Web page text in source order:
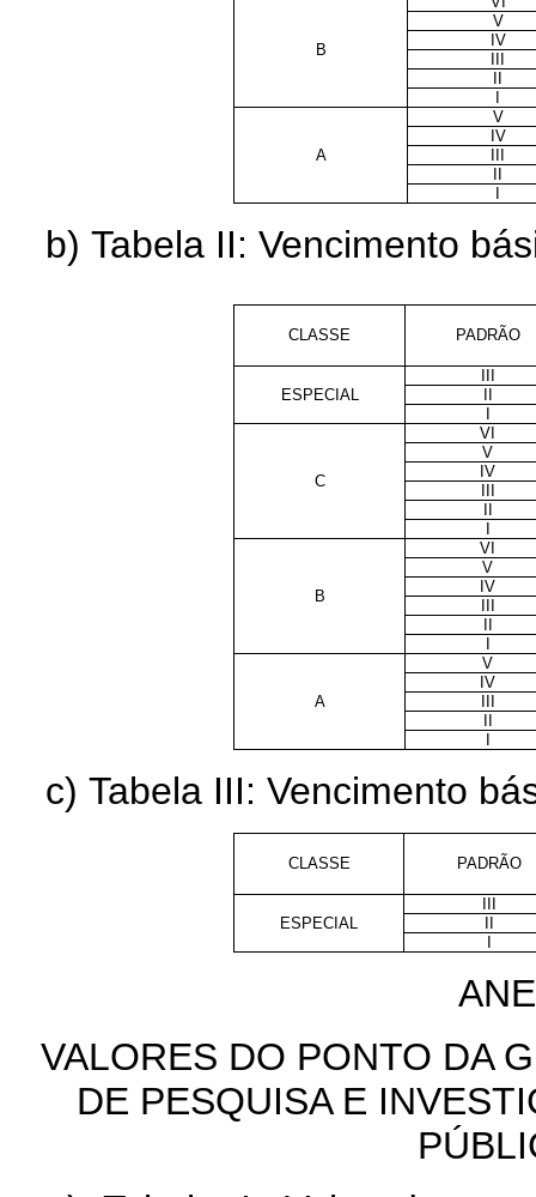
B
V
IV
A
V
IV
b) Tabela II: Vencimento
CLASSE PADRÃO
ESPECIAL
C
VI
V
IV
B
VI
V
IV
A
V
IV
c) Tabela III: Vencimento
CLASSE PADRÃO
ESPECIAL
VALORES DO PONTO DA
DE PESQUISA E